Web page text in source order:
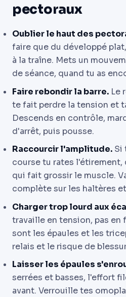
pectoraux
Oublier le haut des
faire que du développé
à la traîne. Mets un
de séance, quand tu as
Faire rebondir la barre. Le
te fait perdre la tension et
Descends en contrôle,
d'arrêt, puis pousse.
Raccourcir l'amplitude. Si
course tu rates
qui fait grossir le muscle.
complète sur les haltères
Charger trop lourd aux
travaille en tension, pas en
sont les épaules et les
relais et le risque de
Laisser les épaules
serrées et basses, l'effort
avant. Verrouille tes